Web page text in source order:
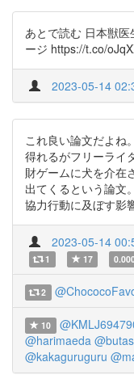
あとで読む 日本獣
ージ https://t.co/
2023-05-14
これ良い論文だよね
得れるがフリーライ
財ゲームに犬を介在
出てくるという論文
協力行動に及ぼす影
2023-05-14
1 17
2
10
@harimaeda
@kakaguruguru